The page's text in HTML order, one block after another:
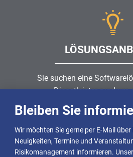
Wir nutzen
Informationen
Webseite zu
Sie suchen eine
Dienstleister rund um
Risikomanagement
GRC
Partner finden
Bleiben Sie
Wir möchten Sie gerne per E-Mail
Neuigkeiten, Termine und
Risikomanagement informieren.